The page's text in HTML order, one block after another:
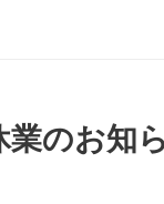
業のお知